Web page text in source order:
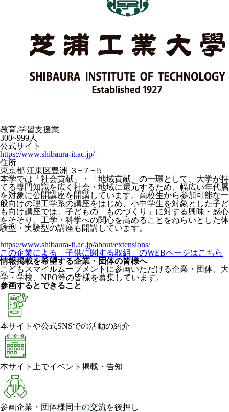
教育,学習支援業
300~999人
公式サイト
https://www.shibaura-it.ac.jp/
住所
東京都 江東区豊洲 ３−７−５
本学では「社会貢献」・「地域貢献」の一環として、大学が持
てる専門知識を広く社会・地域に還元するため、幅広い年代層
を対象に公開講座を開講しています。高校生から参加可能な一
般向けの理工学系の講座をはじめ、小中学生を対象とした子ど
も向け講座では、子どもの「ものづくり」に対する興味・感心
をそそり、工学・科学への関心を高めることをねらいとした体
験型・実験型の講座も開講しています。
https://www.shibaura-it.ac.jp/about/extensions/
この企業による「子供に関する取組」のWEBページはこちら
情報掲載を希望する企業・団体の皆様へ
こどもスマイルムーブメントに参画いただける企業・団体、大
学・学校、NPO等の皆様を募集しています。
参画するとできること
本サイトや公式SNSでの活動の紹介
本サイト上でイベント掲載・告知
参画企業・団体様同士の交流を後押し